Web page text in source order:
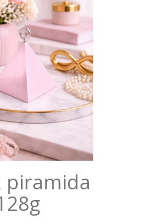
BANKETÓWKI
piramida